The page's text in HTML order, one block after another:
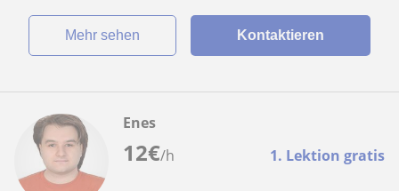
Mehr sehen Kontaktieren
12€/h 1. Lektion gratis
Enes